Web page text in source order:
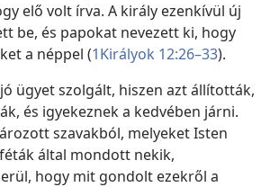
elő volt írva. A király ezenkívül új
be, és papokat nevezett ki, hogy
a néppel (1Királyok 12:26–33).
ügyet szolgált, hiszen azt állították,
és igyekeznek a kedvében járni.
szavakból, melyeket Isten
által mondott nekik,
hogy mit gondolt ezekről a